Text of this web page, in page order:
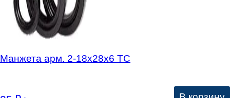
Манжета арм. 2-18х28х6 ТС